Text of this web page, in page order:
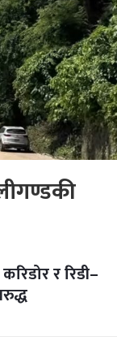
र रिडी–